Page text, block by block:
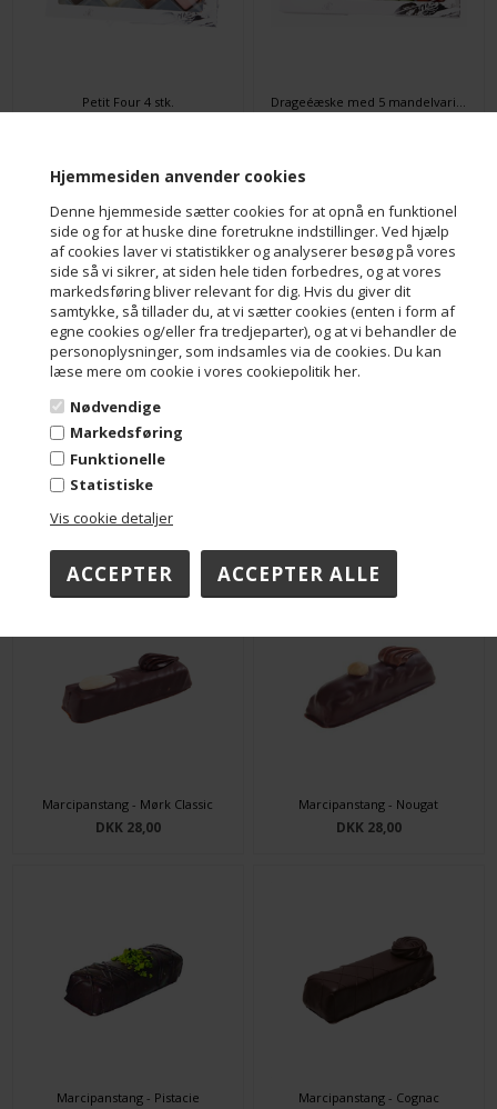
Hjemmesiden anvender cookies
Denne hjemmeside sætter cookies for at opnå en funktionel
side og for at huske dine foretrukne indstillinger. Ved hjælp
af cookies laver vi statistikker og analyserer besøg på vores
side så vi sikrer, at siden hele tiden forbedres, og at vores
markedsføring bliver relevant for dig. Hvis du giver dit
samtykke, så tillader du, at vi sætter cookies (enten i form af
egne cookies og/eller fra tredjeparter), og at vi behandler de
personoplysninger, som indsamles via de cookies. Du kan
læse mere om cookie i vores cookiepolitik her.
Nødvendige
Markedsføring
Funktionelle
Statistiske
Vis cookie detaljer
Petit Four 4 stk.
DKK 140,00
Kunder købte også
Marcipanstang - Mørk Classic
DKK 28,00
Marcipanstang - Nougat
DKK 28,00
Marcipanstang - Pistacie Marcipanstang - Cognac